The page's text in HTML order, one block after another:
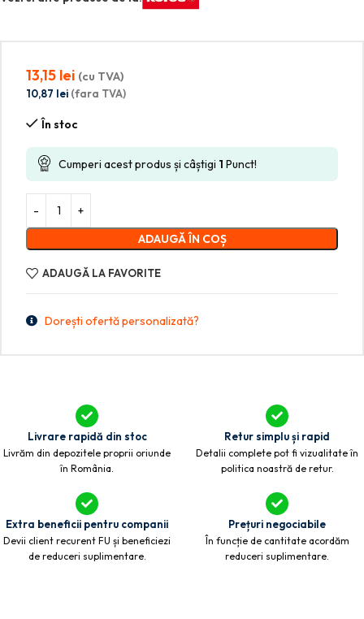
13,15 lei (cu TVA)
10,87 lei (fara TVA)
În stoc
Cumperi acest produs și câștigi 1 Punct!
ADAUGĂ ÎN COȘ
ADAUGĂ LA FAVORITE
Dorești ofertă personalizată?
Livrare rapidă din stoc
Livrăm din depozitele proprii oriunde
în România.
Retur simplu și rapid
Detalii complete pot fi vizualitate în
politica noastră de retur.
Extra beneficii pentru companii
Devii client recurent FU și beneficiezi
de reduceri suplimentare.
Prețuri negociabile
În funcție de cantitate acordăm
reduceri suplimentare.